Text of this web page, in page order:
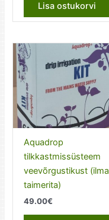
Lisa ostukorvi
Aquadrop
tilkkastmissüsteem
veevõrgustikust (ilma
taimerita)
49.00€